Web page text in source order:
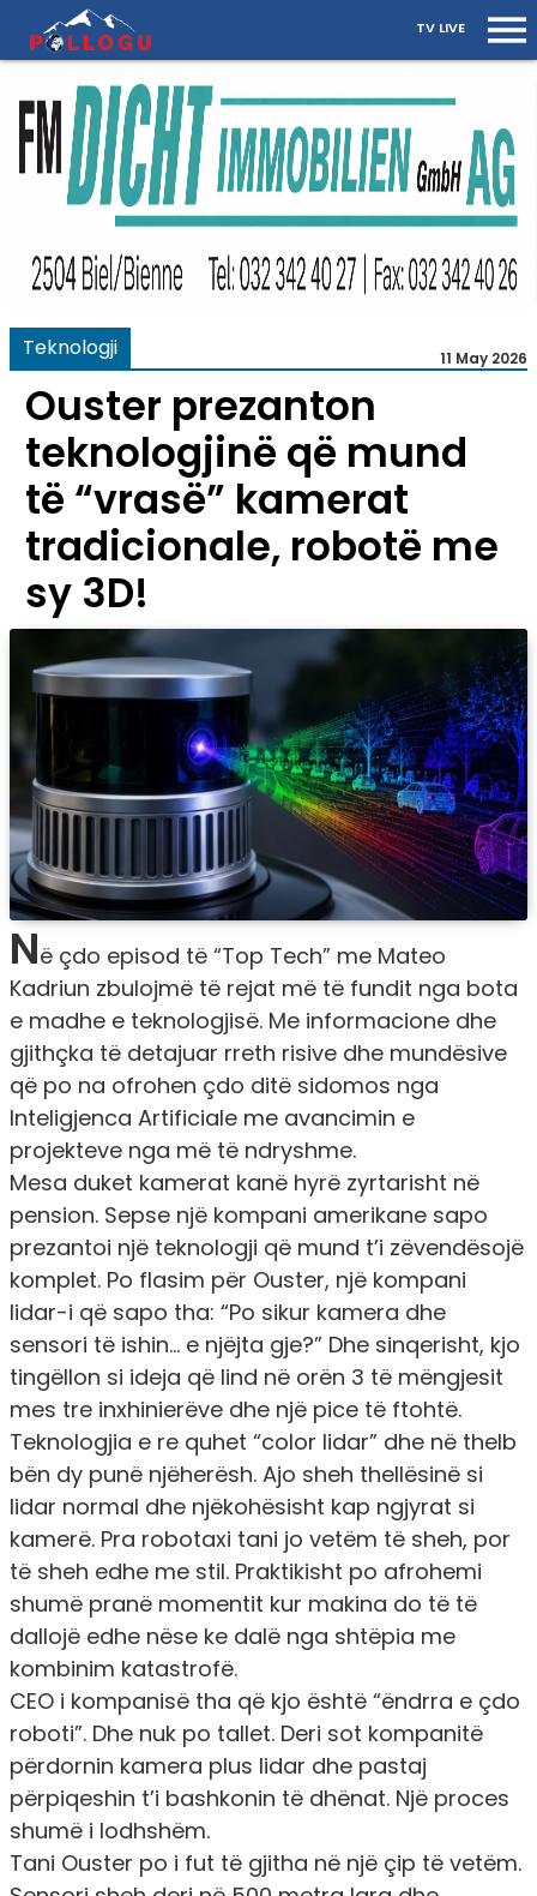
TV LIVE
Teknologji 11 May 2026
Ouster prezanton
teknologjinë që mund
të “vrasë” kamerat
tradicionale, robotë me
sy 3D!
Në çdo episod të “Top Tech” me Mateo
Kadriun zbulojmë të rejat më të fundit nga bota
e madhe e teknologjisë. Me informacione dhe
gjithçka të detajuar rreth risive dhe mundësive
që po na ofrohen çdo ditë sidomos nga
Inteligjenca Artificiale me avancimin e
projekteve nga më të ndryshme.
Mesa duket kamerat kanë hyrë zyrtarisht në
pension. Sepse një kompani amerikane sapo
prezantoi një teknologji që mund t’i zëvendësojë
komplet. Po flasim për Ouster, një kompani
lidar-i që sapo tha: “Po sikur kamera dhe
sensori të ishin… e njëjta gje?” Dhe sinqerisht, kjo
tingëllon si ideja që lind në orën 3 të mëngjesit
mes tre inxhinierëve dhe një pice të ftohtë.
Teknologjia e re quhet “color lidar” dhe në thelb
bën dy punë njëherësh. Ajo sheh thellësinë si
lidar normal dhe njëkohësisht kap ngjyrat si
kamerë. Pra robotaxi tani jo vetëm të sheh, por
të sheh edhe me stil. Praktikisht po afrohemi
shumë pranë momentit kur makina do të të
dallojë edhe nëse ke dalë nga shtëpia me
kombinim katastrofë.
CEO i kompanisë tha që kjo është “ëndrra e çdo
roboti”. Dhe nuk po tallet. Deri sot kompanitë
përdornin kamera plus lidar dhe pastaj
përpiqeshin t’i bashkonin të dhënat. Një proces
shumë i lodhshëm.
Tani Ouster po i fut të gjitha në një çip të vetëm.